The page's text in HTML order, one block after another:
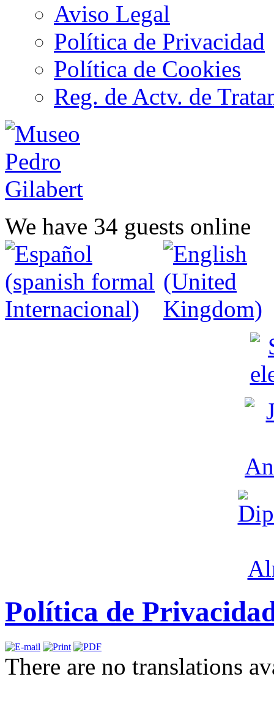
Aviso Legal
Política de Privacidad
Política de Cookies
Reg. de Actv. de
We have 34 guests online
Política de
There are no translations